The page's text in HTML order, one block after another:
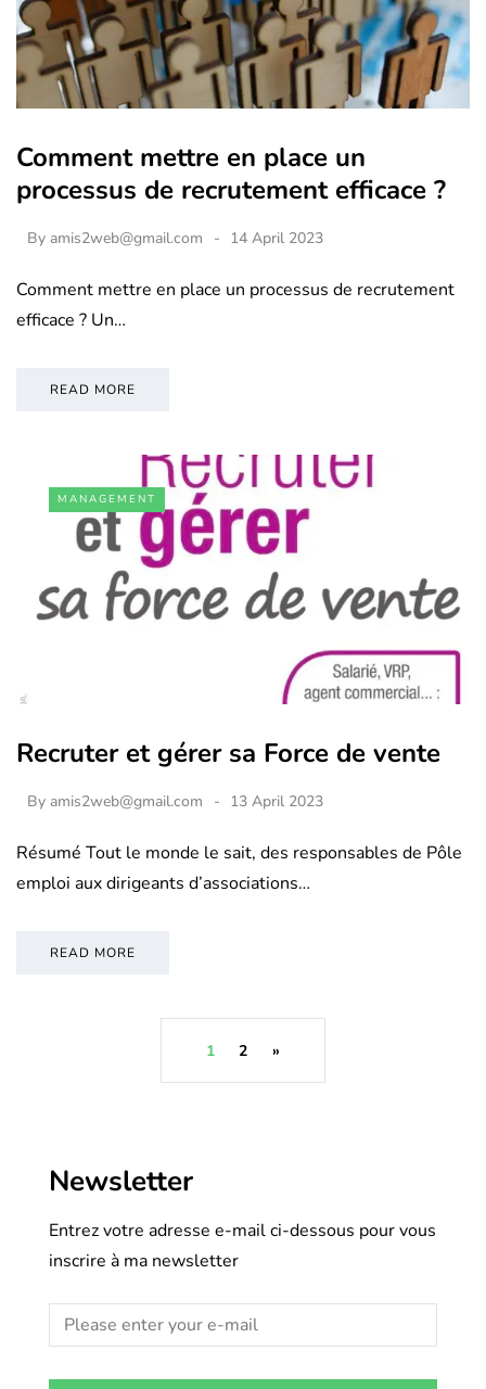
Comment mettre en place un
processus de recrutement efficace ?
By amis2web@gmail.com 14 April 2023
Comment mettre en place un processus de recrutement
efficace ? Un…
READ MORE
MANAGEMENT
Recruter et gérer sa Force de vente
By amis2web@gmail.com 13 April 2023
Résumé Tout le monde le sait, des responsables de Pôle
emploi aux dirigeants d’associations…
READ MORE
1 2 »
Newsletter
Entrez votre adresse e-mail ci-dessous pour vous
inscrire à ma newsletter